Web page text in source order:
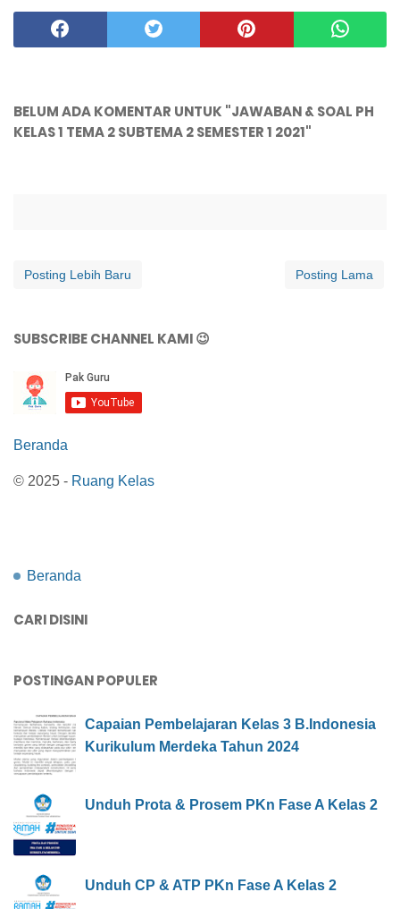
BELUM ADA KOMENTAR UNTUK "JAWABAN & SOAL PH
KELAS 1 TEMA 2 SUBTEMA 2 SEMESTER 1 2021"
Posting Lebih Baru Posting Lama
SUBSCRIBE CHANNEL KAMI 😉
Beranda
© 2025 - Ruang Kelas
Beranda
CARI DISINI
POSTINGAN POPULER
Capaian Pembelajaran Kelas 3 B.Indonesia
Kurikulum Merdeka Tahun 2024
Unduh Prota & Prosem PKn Fase A Kelas 2
Unduh CP & ATP PKn Fase A Kelas 2